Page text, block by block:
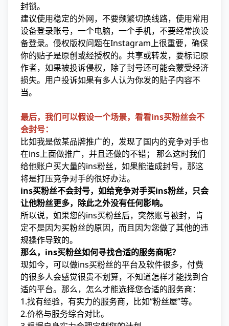
封锁。
建议使用稳定的外网，不要频繁切换线路，使用常用
设备登录账号，一个电脑，一个手机，不要经常换设
备登录。侵权版权问题在Instagram上很重要，确保
你的贴子是原创或经授权的。共享或转发，要标记原
作者，如果被投诉侵权，除了封号还可能会蒙受经济
损失。用户投诉如果有多人认为你发的贴子内容不
当。
最后，我们可以假设一个场景，看看ins买粉丝会不
会封号：
比如我是做某品牌推广的，发现了国内的竞争对手也
在ins上面做推广，并且还做的不错； 那么这时我们
给他账户买大量的ins粉丝，如果能造成封号，那这
将是打压竞争对手的很好办法。
ins买粉丝不会封号，如给竞争对手买ins粉丝，只会
让他粉丝更多，除此之外没有任何影响。
所以说，如果您的ins买粉丝后，突然账号被封，肯
定不是因为买粉丝的原因，而且因为您做了其他的违
规操作导致的。
那么，ins买粉丝如何寻找合适的服务商呢？
现如今，可以做ins买粉丝的平台及软件很多，付费
的很多人会感觉很贵不划算，不知道怎样才能找到合
适的平台。那么，怎么才能选择您合适的服务商：
1.找有经验，有实力的服务商，比如“粉丝屋”等。
2.价格与服务综合对比。